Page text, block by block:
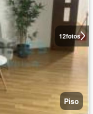
12fotos
Piso